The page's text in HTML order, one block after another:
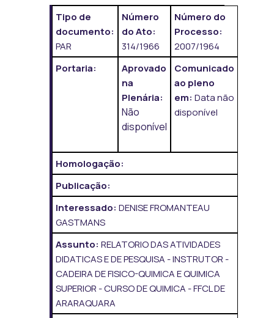
Tipo de
documento:
PAR
Número
do Ato:
314/1966
Número do
Processo:
2007/1964
Portaria:
Aprovado
na
Plenária:
Não
disponível
Comunicado
ao pleno
em: Data não
disponível
Homologação:
Publicação:
Interessado: DENISE FROMANTEAU
GASTMANS
Assunto: RELATORIO DAS ATIVIDADES
DIDATICAS E DE PESQUISA - INSTRUTOR -
CADEIRA DE FISICO-QUIMICA E QUIMICA
SUPERIOR - CURSO DE QUIMICA - FFCL DE
ARARAQUARA